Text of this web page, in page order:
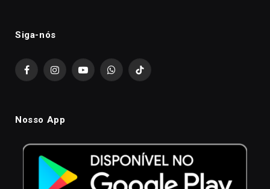
Siga-nós
FacebookInstagramYouTubeWhatsAppTikTok
Nosso App